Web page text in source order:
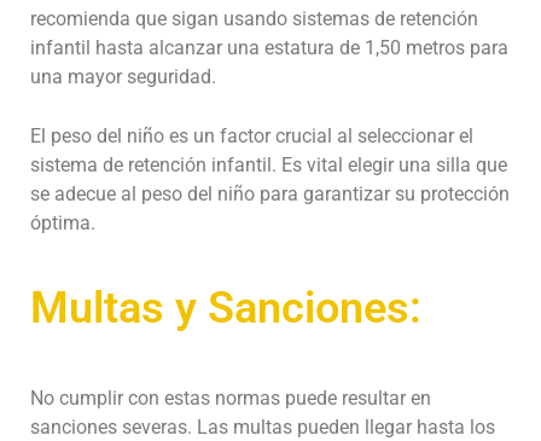
recomienda que sigan usando sistemas de retención
infantil hasta alcanzar una estatura de 1,50 metros para
una mayor seguridad.
El peso del niño es un factor crucial al seleccionar el
sistema de retención infantil. Es vital elegir una silla que
se adecue al peso del niño para garantizar su protección
óptima.
Multas y Sanciones:
No cumplir con estas normas puede resultar en
sanciones severas. Las multas pueden llegar hasta los